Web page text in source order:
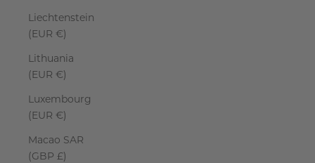
Liechtenstein
(EUR €)
Lithuania
(EUR €)
Luxembourg
(EUR €)
Macao SAR
(GBP £)